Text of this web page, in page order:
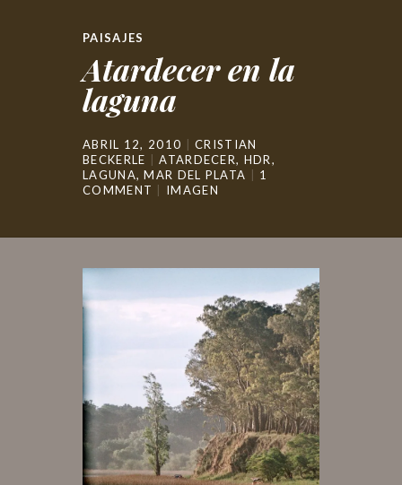
PAISAJES
Atardecer en la
laguna
ABRIL 12, 2010
CRISTIAN
BECKERLE
ATARDECER, HDR,
LAGUNA,MAR DEL PLATA
1
COMMENT
IMAGEN